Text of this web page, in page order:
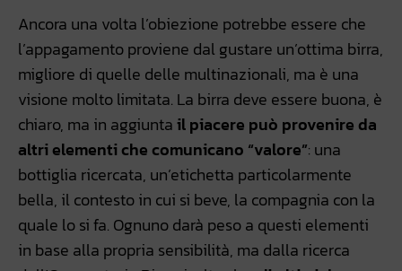
Ancora una volta l’obiezione potrebbe essere che
l’appagamento proviene dal gustare un’ottima birra,
migliore di quelle delle multinazionali, ma è una
visione molto limitata. La birra deve essere buona, è
chiaro, ma in aggiuntail piacere può provenire da
altri elementi che comunicano “valore”: una
bottiglia ricercata, un’etichetta particolarmente
bella, il contesto in cui si beve, la compagnia con la
quale lo si fa. Ognuno darà peso a questi elementi
in base alla propria sensibilità, ma dalla ricerca